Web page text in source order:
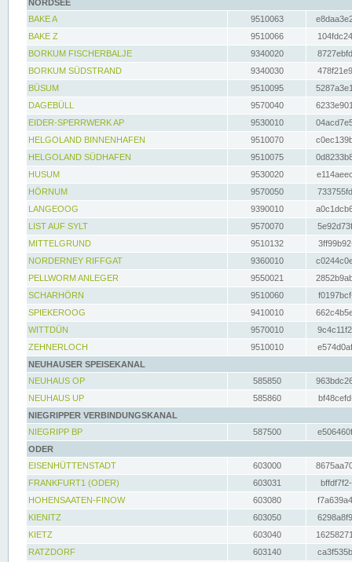
NORDSEE
BAKE A
9510063
BAKE Z
9510066
BORKUM FISCHERBALJE
9340020
BORKUM SÜDSTRAND
9340030
BÜSUM
9510095
DAGEBÜLL
9570040
EIDER-SPERRWERK AP
9530010
HELGOLAND BINNENHAFEN
9510070
HELGOLAND SÜDHAFEN
9510075
HUSUM
9530020
HÖRNUM
9570050
LANGEOOG
9390010
LIST AUF SYLT
9570070
MITTELGRUND
9510132
NORDERNEY RIFFGAT
9360010
PELLWORM ANLEGER
9550021
SCHARHÖRN
9510060
SPIEKEROOG
9410010
WITTDÜN
9570010
ZEHNERLOCH
9510010
NEUHAUSER SPEISEKANAL
NEUHAUS OP
585850
NEUHAUS UP
585860
NIEGRIPPER VERBINDUNGSKANAL
NIEGRIPP BP
587500
ODER
EISENHÜTTENSTADT
603000
FRANKFURT1 (ODER)
603031
HOHENSAATEN-FINOW
603080
KIENITZ
603050
KIETZ
603040
RATZDORF
603140